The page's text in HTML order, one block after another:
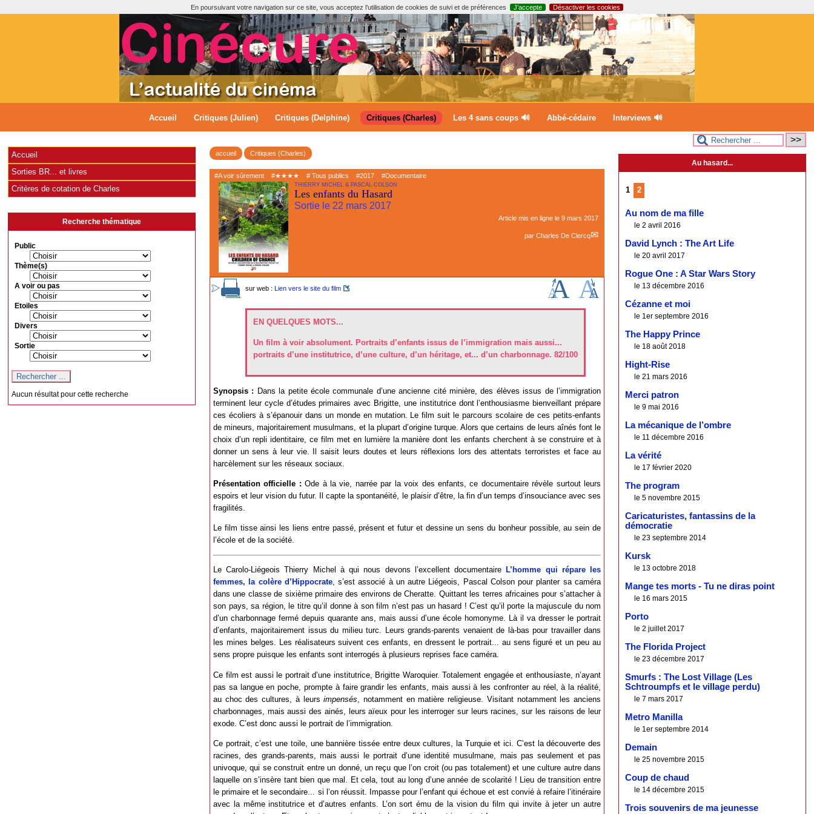
En poursuivant votre navigation sur ce site, vous acceptez l’utilisation de cookies de suivi et de préférences J’accepte Désactiver les cookies
Accueil Critiques (Julien) Critiques (Delphine) Critiques (Charles) Les 4 sans coups 🔊 Abbé-cédaire Interviews 🔊
accueil Critiques (Charles)
#A voir sûrement #★★★★ # Tous publics #2017 #Documentaire
THIERRY MICHEL & PASCAL COLSON
Les enfants du Hasard
Sortie le 22 mars 2017
Article mis en ligne le 9 mars 2017
par Charles De Clercq
EN QUELQUES MOTS...
Un film à voir absolument. Portraits d’enfants issus de l’immigration mais aussi...
portraits d’une institutrice, d’une culture, d’un héritage, et... d’un charbonnage. 82/100
sur web : Lien vers le site du film
Synopsis : Dans la petite école communale d’une ancienne cité minière, des élèves issus de l’immigration
terminent leur cycle d’études primaires avec Brigitte, une institutrice dont l’enthousiasme bienveillant prépare
ces écoliers à s’épanouir dans un monde en mutation. Le film suit le parcours scolaire de ces petits-enfants
de mineurs, majoritairement musulmans, et la plupart d’origine turque. Alors que certains de leurs aînés font le
choix d’un repli identitaire, ce film met en lumière la manière dont les enfants cherchent à se construire et à
donner un sens à leur vie. Il saisit leurs doutes et leurs réflexions lors des attentats terroristes et face au
harcèlement sur les réseaux sociaux.
Présentation officielle : Ode à la vie, narrée par la voix des enfants, ce documentaire révèle surtout leurs
espoirs et leur vision du futur. Il capte la spontanéité, le plaisir d’être, la fin d’un temps d’insouciance avec ses
fragilités.
Le film tisse ainsi les liens entre passé, présent et futur et dessine un sens du bonheur possible, au sein de
l’école et de la société.
Le Carolo-Liégeois Thierry Michel à qui nous devons l’excellent documentaire L’homme qui répare les
femmes, la colère d’Hippocrate, s’est associé à un autre Liégeois, Pascal Colson pour planter sa caméra
dans une classe de sixième primaire des environs de Cheratte. Quittant les terres africaines pour s’attacher à
son pays, sa région, le titre qu’il donne à son film n’est pas un hasard ! C’est qu’il porte la majuscule du nom
d’un charbonnage fermé depuis quarante ans, mais aussi d’une école homonyme. Là il va dresser le portrait
d’enfants, majoritairement issus du milieu turc. Leurs grands-parents venaient de là-bas pour travailler dans
les mines belges. Les réalisateurs suivent ces enfants, en dressent le portrait... au sens figuré et un peu au
sens propre puisque les enfants sont interrogés à plusieurs reprises face caméra.
Ce film est aussi le portrait d’une institutrice, Brigitte Waroquier. Totalement engagée et enthousiaste, n’ayant
pas sa langue en poche, prompte à faire grandir les enfants, mais aussi à les confronter au réel, à la réalité,
au choc des cultures, à leursimpensés , notamment en matière religieuse. Visitant notamment les anciens
charbonnages, mais aussi des ainés, leurs aïeux pour les interroger sur leurs racines, sur les raisons de leur
exode. C’est donc aussi le portrait de l’immigration.
Ce portrait, c’est une toile, une bannière tissée entre deux cultures, la Turquie et ici. C’est la découverte des
racines, des grands-parents, mais aussi le portrait d’une identité musulmane, mais pas seulement et pas
univoque, qui se construit entre un donné, un reçu que l’on croit (ou pas totalement) et une culture autre dans
laquelle on s’insère tant bien que mal. Et cela, tout au long d’une année de scolarité ! Lieu de transition entre
le primaire et le secondaire... si l’on réussit. Impasse pour l’enfant qui échoue et est convié à refaire l’itinéraire
avec la même institutrice et d’autres enfants. L’on sort ému de la vision du film qui invite à jeter un autre
Accueil
Sorties BR... et livres
Critères de cotation de Charles
Recherche thématique
Public
Thème(s)
A voir ou pas
Etoiles
Divers
Sortie
Aucun résultat pour cette recherche
Au hasard...
1 2
Au nom de ma fille
le 2 avril 2016
David Lynch : The Art Life
le 20 avril 2017
Rogue One : A Star Wars Story
le 13 décembre 2016
Cézanne et moi
le 1er septembre 2016
The Happy Prince
le 18 août 2018
Hight-Rise
le 21 mars 2016
Merci patron
le 9 mai 2016
La mécanique de l’ombre
le 11 décembre 2016
La vérité
le 17 février 2020
The program
le 5 novembre 2015
Caricaturistes, fantassins de la
démocratie
le 23 septembre 2014
Kursk
le 13 octobre 2018
Mange tes morts - Tu ne diras point
le 16 mars 2015
Porto
le 2 juillet 2017
The Florida Project
le 23 décembre 2017
Smurfs : The Lost Village (Les
Schtroumpfs et le village perdu)
le 7 mars 2017
Metro Manilla
le 1er septembre 2014
Demain
le 25 novembre 2015
Coup de chaud
le 14 décembre 2015
Trois souvenirs de ma jeunesse